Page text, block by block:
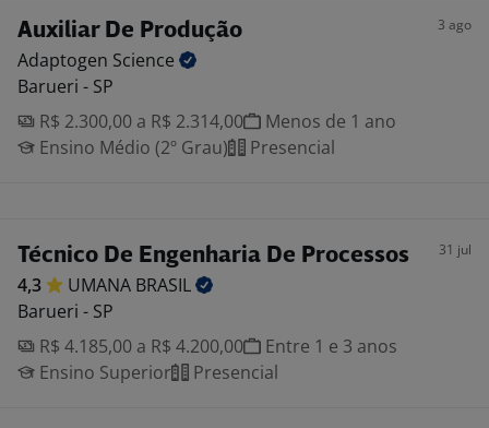
Auxiliar De Produção 3 ago
Adaptogen Science
Barueri - SP
R$ 2.300,00 a R$ 2.314,00
Menos de 1 ano
Ensino Médio (2º Grau)
Presencial
Técnico De Engenharia De Processos 31 jul
4,3 UMANA BRASIL
Barueri - SP
R$ 4.185,00 a R$ 4.200,00
Entre 1 e 3 anos
Ensino Superior
Presencial